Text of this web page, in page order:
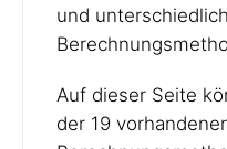
und
Auf dieser Seite
der 19